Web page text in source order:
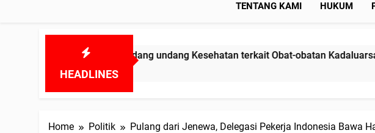
TENTANG KAMI HUKUM
HEADLINES
Undang undang Kesehatan terkait Obat-obatan Kadaluarsa dan BHP Alkes.
Home Politik Pulang dari Jenewa, Delegasi Pekerja Indonesia Bawa